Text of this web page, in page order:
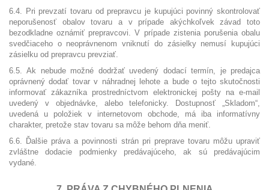
6.4. Pri prevzatí tovaru od prepravcu je kupujúci povinný skontrolovať
neporušenosť obalov tovaru a v prípade akýchkoľvek závad toto
bezodkladne oznámiť prepravcovi. V prípade zistenia porušenia obalu
svedčiaceho o neoprávnenom vniknutí do zásielky nemusí kupujúci
zásielku od prepravcu prevziať.
6.5. Ak nebude možné dodržať uvedený dodací termín, je predajca
oprávnený dodať tovar v náhradnej lehote a bude o tejto skutočnosti
informovať zákazníka prostredníctvom elektronickej pošty na e-mail
uvedený v objednávke, alebo telefonicky. Dostupnosť „Skladom“,
uvedená u položiek v internetovom obchode, má iba informatívny
charakter, pretože stav tovaru sa môže behom dňa meniť.
6.6. Ďalšie práva a povinnosti strán pri preprave tovaru môžu upraviť
zvláštne dodacie podmienky predávajúceho, ak sú predávajúcim
vydané.